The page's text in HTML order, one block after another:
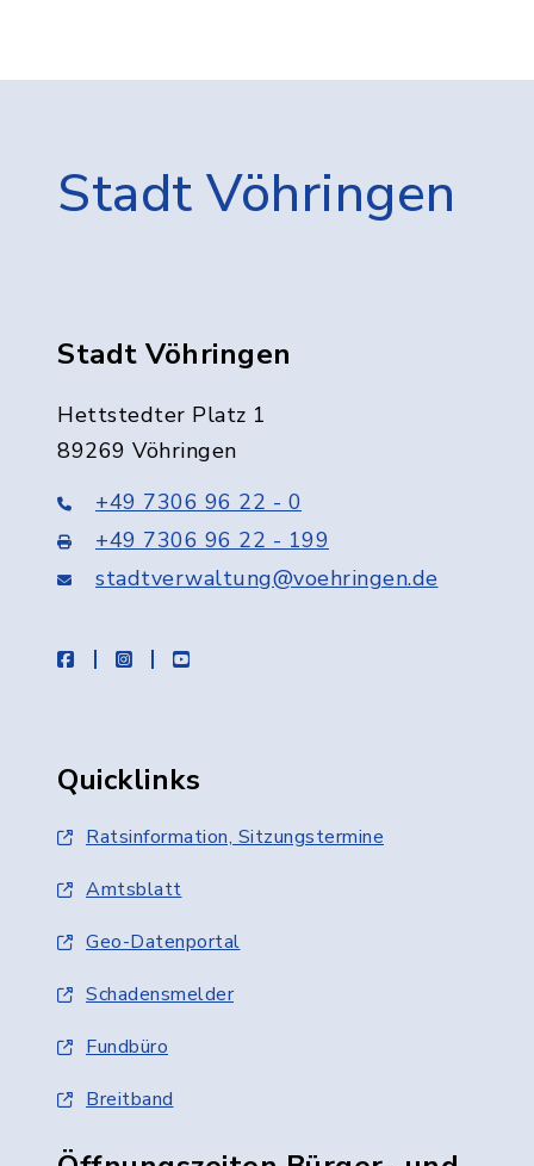
Stadt Vöhringen
Stadt Vöhringen
Hettstedter Platz 1
89269 Vöhringen
+49 7306 96 22 - 0
+49 7306 96 22 - 199
stadtverwaltung@voehringen.de
facebookinstagramyoutube
Quicklinks
Ratsinformation, Sitzungstermine
Amtsblatt
Geo-Datenportal
Schadensmelder
Fundbüro
Breitband